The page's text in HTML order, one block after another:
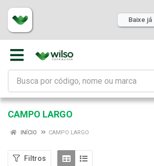
Baixe
CAMPO LARGO
INÍCIO CAMPO LARGO
Filtros